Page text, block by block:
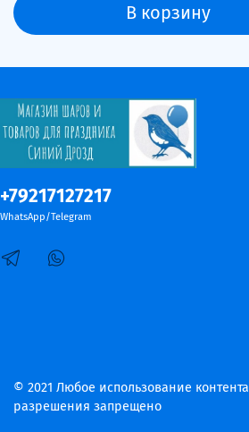
В корзину
+79217127217
WhatsApp/Telegram
© 2021 Любое использование
разрешения запрещено